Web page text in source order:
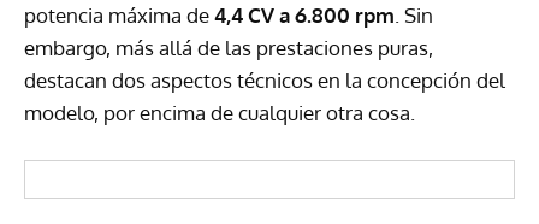
potencia máxima de4,4 CV a 6.800 rpm . Sin
embargo, más allá de las prestaciones puras,
destacan dos aspectos técnicos en la concepción del
modelo, por encima de cualquier otra cosa.